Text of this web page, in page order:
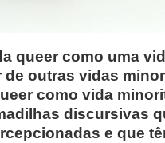
queer como uma
outras vidas
como vida
discursivas
e que